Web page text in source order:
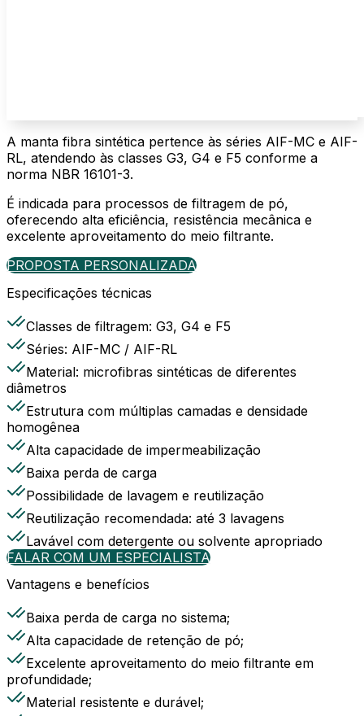
A manta fibra sintética pertence às séries AIF-MC e AIF-
RL, atendendo às classes G3, G4 e F5 conforme a
norma NBR 16101-3.
É indicada para processos de filtragem de pó,
oferecendo alta eficiência, resistência mecânica e
excelente aproveitamento do meio filtrante.
PROPOSTA PERSONALIZADA
Especificações técnicas
Classes de filtragem: G3, G4 e F5
Séries: AIF-MC / AIF-RL
Material: microfibras sintéticas de diferentes
diâmetros
Estrutura com múltiplas camadas e densidade
homogênea
Alta capacidade de impermeabilização
Baixa perda de carga
Possibilidade de lavagem e reutilização
Reutilização recomendada: até 3 lavagens
Lavável com detergente ou solvente apropriado
FALAR COM UM ESPECIALISTA
Vantagens e benefícios
Baixa perda de carga no sistema;
Alta capacidade de retenção de pó;
Excelente aproveitamento do meio filtrante em
profundidade;
Material resistente e durável;